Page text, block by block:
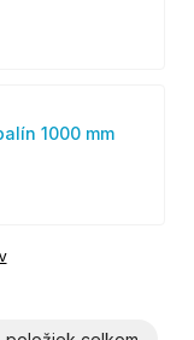
1000 mm